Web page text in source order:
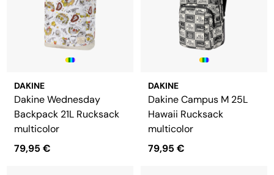
DAKINE
Dakine Wednesday
Backpack 21L Rucksack
multicolor
79,95 €
DAKINE
Dakine Campus M 25L
Hawaii Rucksack
multicolor
79,95 €